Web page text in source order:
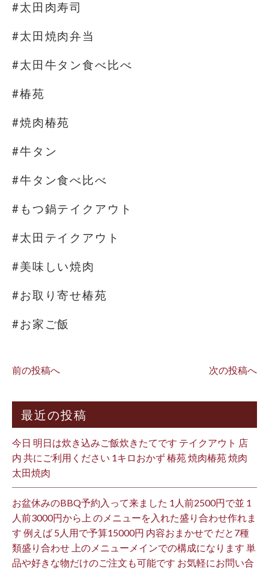
#太田肉寿司
#太田焼肉弁当
#太田牛タン食べ比べ
#椿苑
#焼肉椿苑
#牛タン
#牛タン食べ比べ
#もつ鍋テイクアウト
#太田テイクアウト
#美味しい焼肉
#お取り寄せ椿苑
#お家ご飯
前の投稿へ 次の投稿へ
最近の投稿
今日 明日は炊き込みご飯炊きたてです テイクアウト 店
内 共にご利用ください 1キロおかず 椿苑 焼肉椿苑 焼肉
太田焼肉
お盆休みのBBQ予約入って来ました 1人前2500円で並 1
人前3000円から上 のメニューを入れた盛り合わせ作れま
す 例えば 5人用で予算15000円 内容おまかせで だと7種
類盛り合わせ 上のメニューメインでの構成になります 単
品や好きな物だけのご注文も可能です お気軽にお問い合